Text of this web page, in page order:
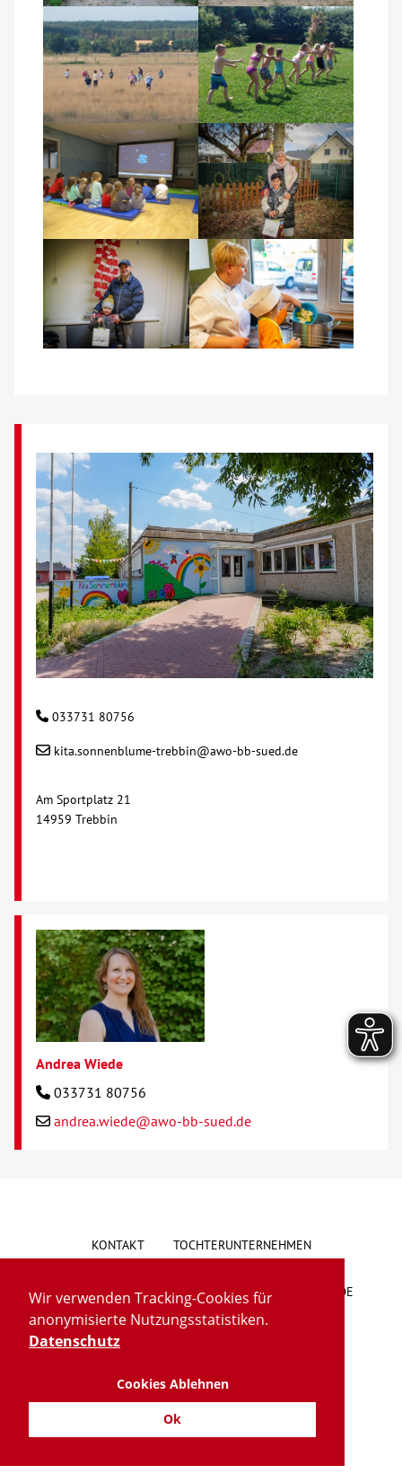
Wir verwenden Tracking-Cookies für
anonymisierte Nutzungsstatistiken.
Datenschutz
Cookies Ablehnen
Ok
033731 80756
kita.sonnenblume-trebbin@awo-bb-sued.de
Am Sportplatz 21
14959 Trebbin
Andrea Wiede
033731 80756
andrea.wiede@awo-bb-sued.de
KONTAKT TOCHTERUNTERNEHMEN
HINWEISGEBERSYSTEM VORSCHLAG/BESCHWERDE
LIEFERKETTENGESETZ
IMPRESSUM DATENSCHUTZ